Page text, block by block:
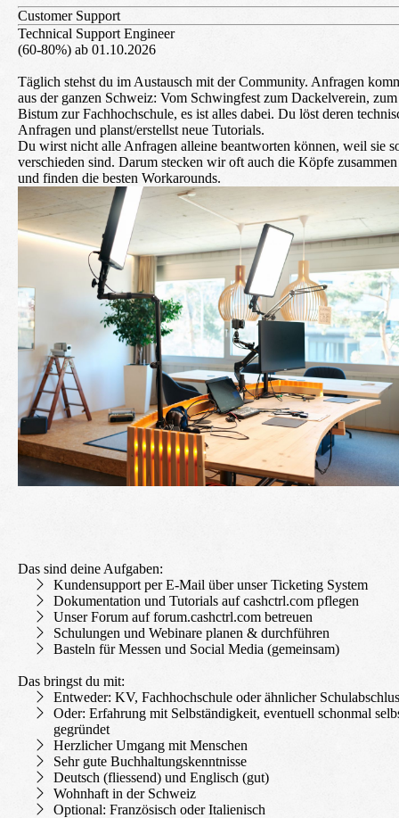
Customer Support
Technical Support Engineer
(60-80%) ab 01.10.2026
Täglich stehst du im Austausch mit der Community. Anfragen
aus der ganzen Schweiz: Vom Schwingfest zum Dackelverein, zum
Bistum zur Fachhochschule, es ist alles dabei. Du löst deren
Anfragen und planst/erstellst neue Tutorials.
Du wirst nicht alle Anfragen alleine beantworten können, weil sie
verschieden sind. Darum stecken wir oft auch die Köpfe zusammen
und finden die besten Workarounds.
Das sind deine Aufgaben:
Kundensupport per E-Mail über unser Ticketing System
Dokumentation und Tutorials auf cashctrl.com pflegen
Unser Forum auf forum.cashctrl.com betreuen
Schulungen und Webinare planen & durchführen
Basteln für Messen und Social Media (gemeinsam)
Das bringst du mit:
Entweder: KV, Fachhochschule oder ähnlicher
Oder: Erfahrung mit Selbständigkeit, eventuell schonmal
gegründet
Herzlicher Umgang mit Menschen
Sehr gute Buchhaltungskenntnisse
Deutsch (fliessend) und Englisch (gut)
Wohnhaft in der Schweiz
Optional: Französisch oder Italienisch